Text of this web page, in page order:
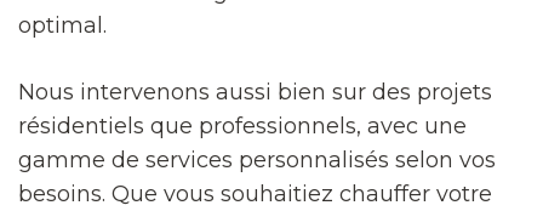
optimal.
Nous intervenons aussi bien sur des projets
résidentiels que professionnels, avec une
gamme de services personnalisés selon vos
besoins. Que vous souhaitiez chauffer votre